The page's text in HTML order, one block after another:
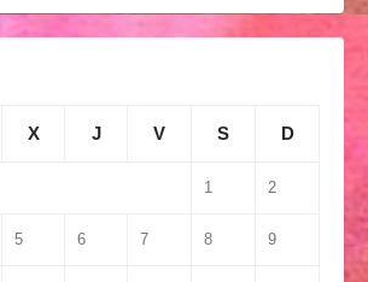
X J V S D
1 2
5 6 7 8 9